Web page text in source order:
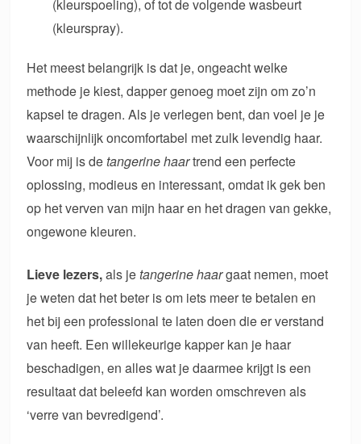
(kleurspoeling), of tot de volgende wasbeurt
(kleurspray).
Het meest belangrijk is dat je, ongeacht welke
methode je kiest, dapper genoeg moet zijn om zo’n
kapsel te dragen. Als je verlegen bent, dan voel je je
waarschijnlijk oncomfortabel met zulk levendig haar.
Voor mij is detangerine haartrend een perfecte
oplossing, modieus en interessant, omdat ik gek ben
op het verven van mijn haar en het dragen van gekke,
ongewone kleuren.
Lieve lezers,als jetangerine haargaat nemen, moet
je weten dat het beter is om iets meer te betalen en
het bij een professional te laten doen die er verstand
van heeft. Een willekeurige kapper kan je haar
beschadigen, en alles wat je daarmee krijgt is een
resultaat dat beleefd kan worden omschreven als
‘verre van bevredigend’.